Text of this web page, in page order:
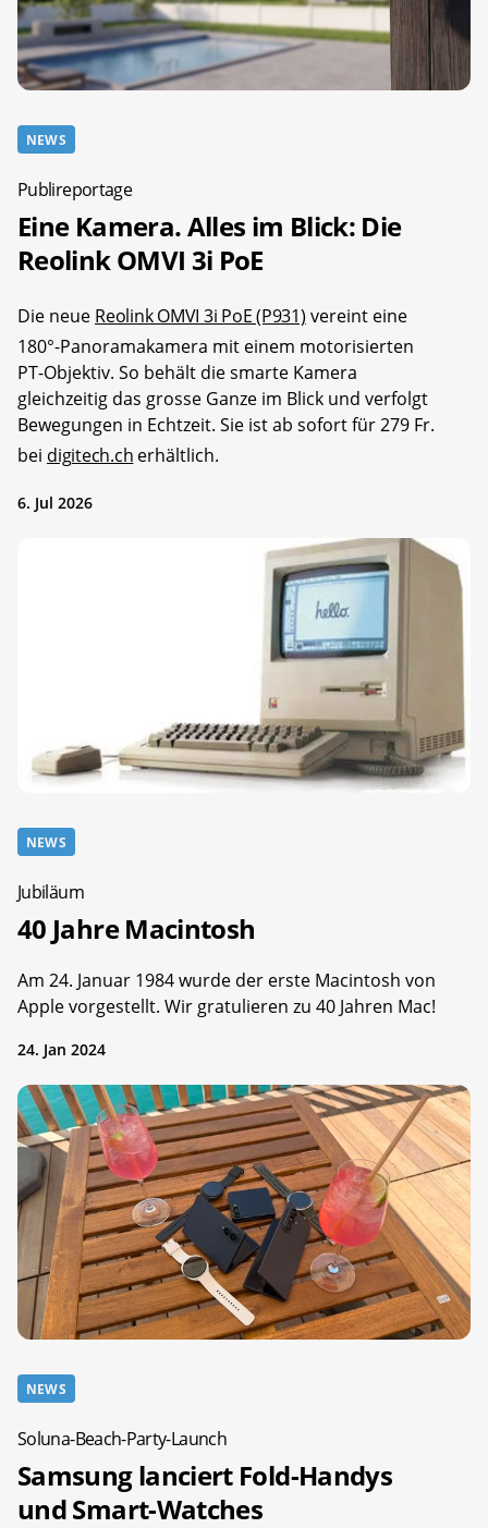
NEWS
Publireportage
Eine Kamera. Alles im Blick: Die
Reolink OMVI 3i PoE
Die neue Reolink OMVI 3i PoE (P931) vereint eine
180°-Panoramakamera mit einem motorisierten
PT-Objektiv. So behält die smarte Kamera
gleichzeitig das grosse Ganze im Blick und verfolgt
Bewegungen in Echtzeit. Sie ist ab sofort für 279 Fr.
bei digitech.ch erhältlich.
6. Jul 2026
NEWS
Jubiläum
40 Jahre Macintosh
Am 24. Januar 1984 wurde der erste Macintosh von
Apple vorgestellt. Wir gratulieren zu 40 Jahren Mac!
24. Jan 2024
NEWS
Soluna-Beach-Party-Launch
Samsung lanciert Fold-Handys
und Smart-Watches